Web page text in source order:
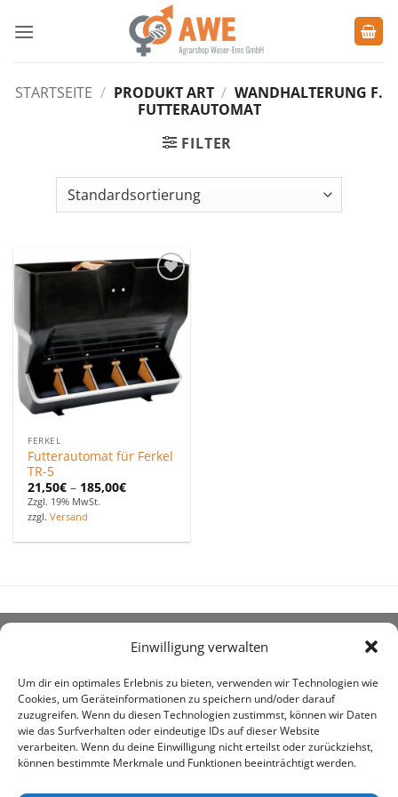
Einwilligung verwalten
Um dir ein optimales Erlebnis zu bieten, verwenden wir Technologien wie
Cookies, um Geräteinformationen zu speichern und/oder darauf
zuzugreifen. Wenn du diesen Technologien zustimmst, können wir Daten
wie das Surfverhalten oder eindeutige IDs auf dieser Website
verarbeiten. Wenn du deine Einwilligung nicht erteilst oder zurückziehst,
können bestimmte Merkmale und Funktionen beeinträchtigt werden.
Inhalt
STARTSEITE / PRODUKT ART / WANDHALTERUNG F.
FUTTERAUTOMAT
FILTER
hinzufügen
FERKEL
Futterautomat für Ferkel
TR-5
21,50€ – 185,00€
Zzgl. 19% MwSt.
zzgl.Versand